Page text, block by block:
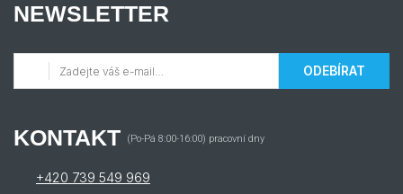
NEWSLETTER
ODEBÍRAT
KONTAKT (Po-Pá 8:00-16:00) pracovní dny
+420 739 549 969